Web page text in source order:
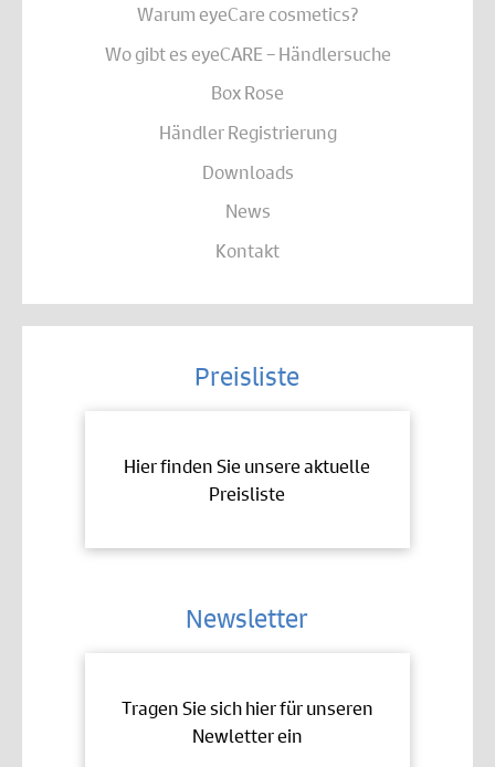
Warum eyeCare cosmetics?
Wo gibt es eyeCARE – Händlersuche
Box Rose
Händler Registrierung
Downloads
News
Kontakt
Preisliste
Hier finden Sie unsere aktuelle
Preisliste
Newsletter
Tragen Sie sich hier für unseren
Newletter ein